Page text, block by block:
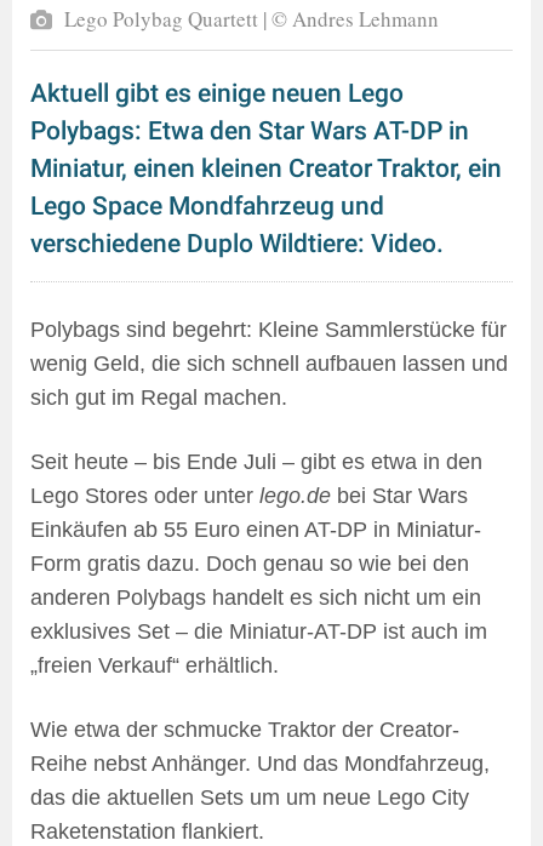
Lego Polybag Quartett | © Andres Lehmann
Aktuell gibt es einige neuen Lego
Polybags: Etwa den Star Wars AT-DP in
Miniatur, einen kleinen Creator Traktor, ein
Lego Space Mondfahrzeug und
verschiedene Duplo Wildtiere: Video.
Polybags sind begehrt: Kleine Sammlerstücke für
wenig Geld, die sich schnell aufbauen lassen und
sich gut im Regal machen.
Seit heute – bis Ende Juli – gibt es etwa in den
Lego Stores oder unter lego.de bei Star Wars
Einkäufen ab 55 Euro einen AT-DP in Miniatur-
Form gratis dazu. Doch genau so wie bei den
anderen Polybags handelt es sich nicht um ein
exklusives Set – die Miniatur-AT-DP ist auch im
„freien Verkauf“ erhältlich.
Wie etwa der schmucke Traktor der Creator-
Reihe nebst Anhänger. Und das Mondfahrzeug,
das die aktuellen Sets um um neue Lego City
Raketenstation flankiert.